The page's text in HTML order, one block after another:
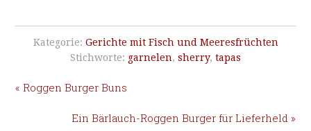
Kategorie: Gerichte mit Fisch und Meeresfrüchten
Stichworte: garnelen, sherry, tapas
« Roggen Burger Buns
Ein Bärlauch-Roggen Burger für Lieferheld »